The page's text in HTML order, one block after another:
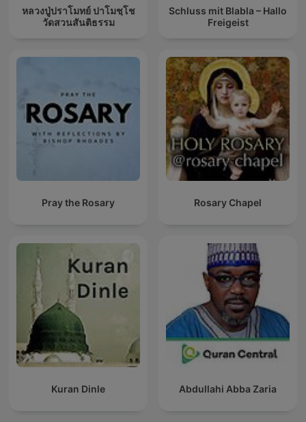
หลวงปู่ปราโมทย์ ปาโมชฺโช
วัดสวนสันติธรรม
Schluss mit Blabla – Hallo
Freigeist
Pray the Rosary Rosary Chapel
Kuran Dinle Abdullahi Abba Zaria